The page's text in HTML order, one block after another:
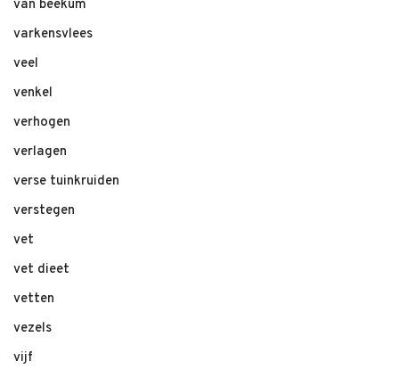
van beekum
varkensvlees
veel
venkel
verhogen
verlagen
verse tuinkruiden
verstegen
vet
vet dieet
vetten
vezels
vijf